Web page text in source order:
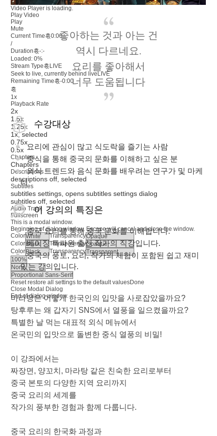
Video Player is loading.
Play Video
Play
Mute
Current Time혻0:00
/
Duration혻-:-
Loaded:0%
Stream Type혻LIVE
Seek to live, currently behind liveLIVE
Remaining Time혻-0:00
혻
1x
Playback Rate
2x
1.5x
1.25x
1x, selected
0.75x
0.5x
Chapters
Chapters
Descriptions
descriptions off , selected
Subtitles
subtitles settings , opens subtitles settings dialog
subtitles off , selected
Audio Track
Fullscreen
This is a modal window.
Beginning of dialog window. Escape will cancel and close the window.
Color
Transparency
Color
Transparency
Color
Transparency
Reset restore all settings to the default valuesDone
Close Modal Dialog
End of dialog window.
좋아하는 것과 아는 건
역시 다르네요.
요리를 좋아해서
너무 도움됩니다
수강대상
요리에 관심이 많고 식도락을 즐기는 사람
중식을 통해 중국의 문화를 이해하고 싶은 분
외식 트렌드와 음식 문화를 배우려는 연구가 및 마케
터
이 강의의 특징은
중국 요리를 통해 중국 문화를 이해합니다.
베이징 특파원 출신 작가의 직강입니다.
중국의 풍토, 요리, 작가의 체험이 포함된 쉽고 재미
있는 강의입니다.
마라탕은 어떻게 한국인의 입맛을 사로잡았을까요?
탕후루는 왜 갑자기 SNS에서 열풍을 일으켰을까요?
특별한 날 먹는 대표적 외식 메뉴에서
온국민의 입맛으로 돌변한 중식 열풍의 비밀!
이 강좌에서는
짜장면, 양꼬치, 마라탕 같은 친숙한 요리로부터
중국 본토의 다양한 지역 요리까지
중국 요리의 세계를
작가의 풍부한 경험과 함께 다룹니다.
중국 요리의 한국화 과정과